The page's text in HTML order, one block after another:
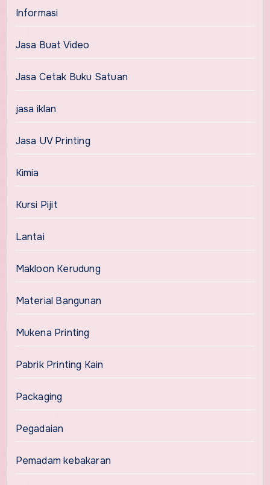
Informasi
Jasa Buat Video
Jasa Cetak Buku Satuan
jasa iklan
Jasa UV Printing
Kimia
Kursi Pijit
Lantai
Makloon Kerudung
Material Bangunan
Mukena Printing
Pabrik Printing Kain
Packaging
Pegadaian
Pemadam kebakaran